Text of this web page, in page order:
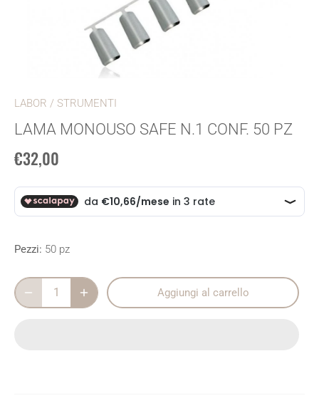
LABOR / STRUMENTI
LAMA MONOUSO SAFE N.1 CONF. 50 PZ
€32,00
Pezzi: 50 pz
Aggiungi al carrello